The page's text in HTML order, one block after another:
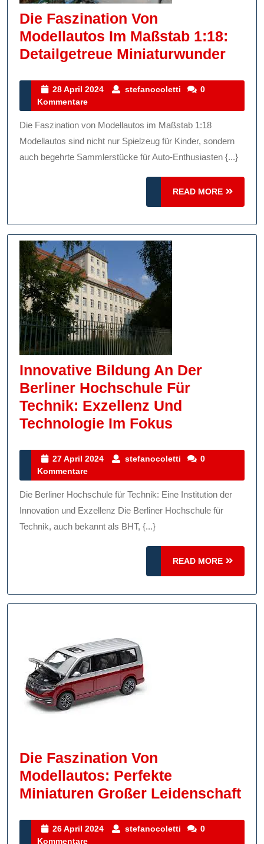
Die Faszination Von
Modellautos Im Maßstab 1:18:
Detailgetreue MiniaturwunderDie
1:18:
28 April 2024
28
2024
stefanocoletti stefanocoletti
0
Kommentare
Die Faszination von Modellautos im Maßstab 1:18
Modellautos sind nicht nur Spielzeug für Kinder, sondern
auch begehrte Sammlerstücke für Auto-Enthusiasten {...}
READ MORE
READ
MORE
Innovative Bildung An Der
Berliner Hochschule Für
Technik: Exzellenz Und
Technologie Im Fokus
An
Berliner
Hochschule
Technik:
Exzellenz
Technologie
27 April 2024
27
2024
stefanocoletti stefanocoletti
0
Kommentare
Die Berliner Hochschule für Technik: Eine Institution der
Innovation und Exzellenz Die Berliner Hochschule für
Technik, auch bekannt als BHT, {...}
READ MORE
READ
MORE
Die Faszination Von
Modellautos: Perfekte
Miniaturen Großer LeidenschaftDie
26 April 2024
26
stefanocoletti stefanocoletti
0
Kommentare